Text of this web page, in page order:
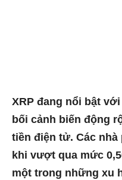
XRP đang nổi bật
bối cảnh biến động
tiền điện tử. Các
khi vượt qua mức
một trong những xu